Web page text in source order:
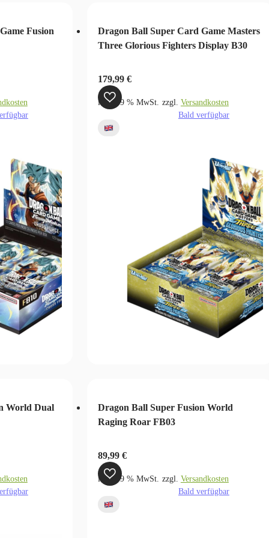
Fusion
Dragon Ball Super Card Game Masters
Three Glorious Fighters Display B30
179,99 €
inkl. 19 % MwSt. zzgl. Versandkosten
Bald verfügbar
World Dual
Dragon Ball Super Fusion World
Raging Roar FB03
89,99 €
inkl. 19 % MwSt. zzgl. Versandkosten
Bald verfügbar